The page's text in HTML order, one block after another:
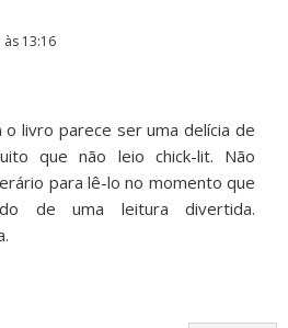
13:16
o livro parece ser uma delícia de
que não leio chick-lit. Não
para lê-lo no momento que
de uma leitura divertida.